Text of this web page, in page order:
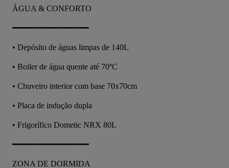
ÁGUA & CONFORTO
━━━━━━━━━━━━━━━
• Depósito de águas limpas de 140L
• Boiler de água quente até 70ºC
• Chuveiro interior com base 70x70cm
• Placa de indução dupla
• Frigorífico Dometic NRX 80L
━━━━━━━━━━━━━━━
ZONA DE DORMIDA